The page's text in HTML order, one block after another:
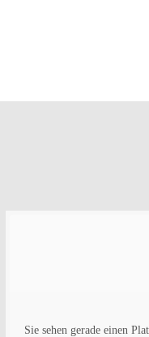
Sie sehen gerade einen